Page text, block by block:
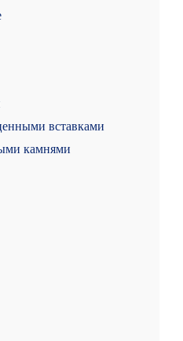
вставками
камнями